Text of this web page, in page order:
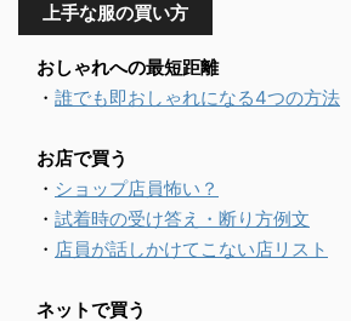
上手な服の買い方
おしゃれへの最短距離
・ 誰でも即おしゃれになる4つの方法
お店で買う
・ ショップ店員怖い？
・ 試着時の受け答え・断り方例文
・ 店員が話しかけてこない店リスト
ネットで買う